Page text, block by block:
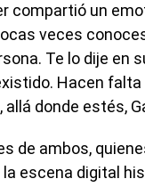
compartió un
veces
Te lo dije en
Hacen
donde estés,
de ambos,
escena digital